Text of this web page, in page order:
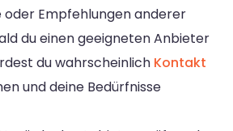
Empfehlungen anderer
du einen geeigneten Anbieter
du wahrscheinlich Kontakt
und deine Bedürfnisse